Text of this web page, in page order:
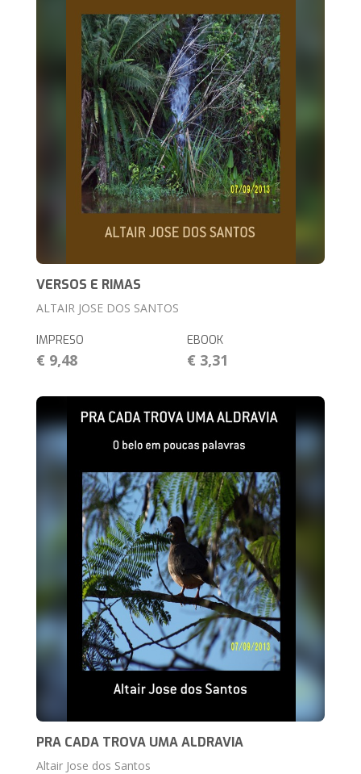
VERSOS E RIMAS
ALTAIR JOSE DOS SANTOS
IMPRESO
€ 9,48
EBOOK
€ 3,31
PRA CADA TROVA UMA ALDRAVIA
Altair Jose dos Santos